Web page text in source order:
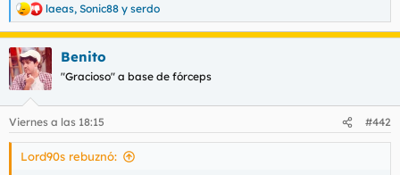
R
e
a
c
c
i
e
s
laeas, Sonic88 y serdo
Benito
"Gracioso" a base de fórceps
Viernes a las 18:15 #442
Lord90s rebuznó: